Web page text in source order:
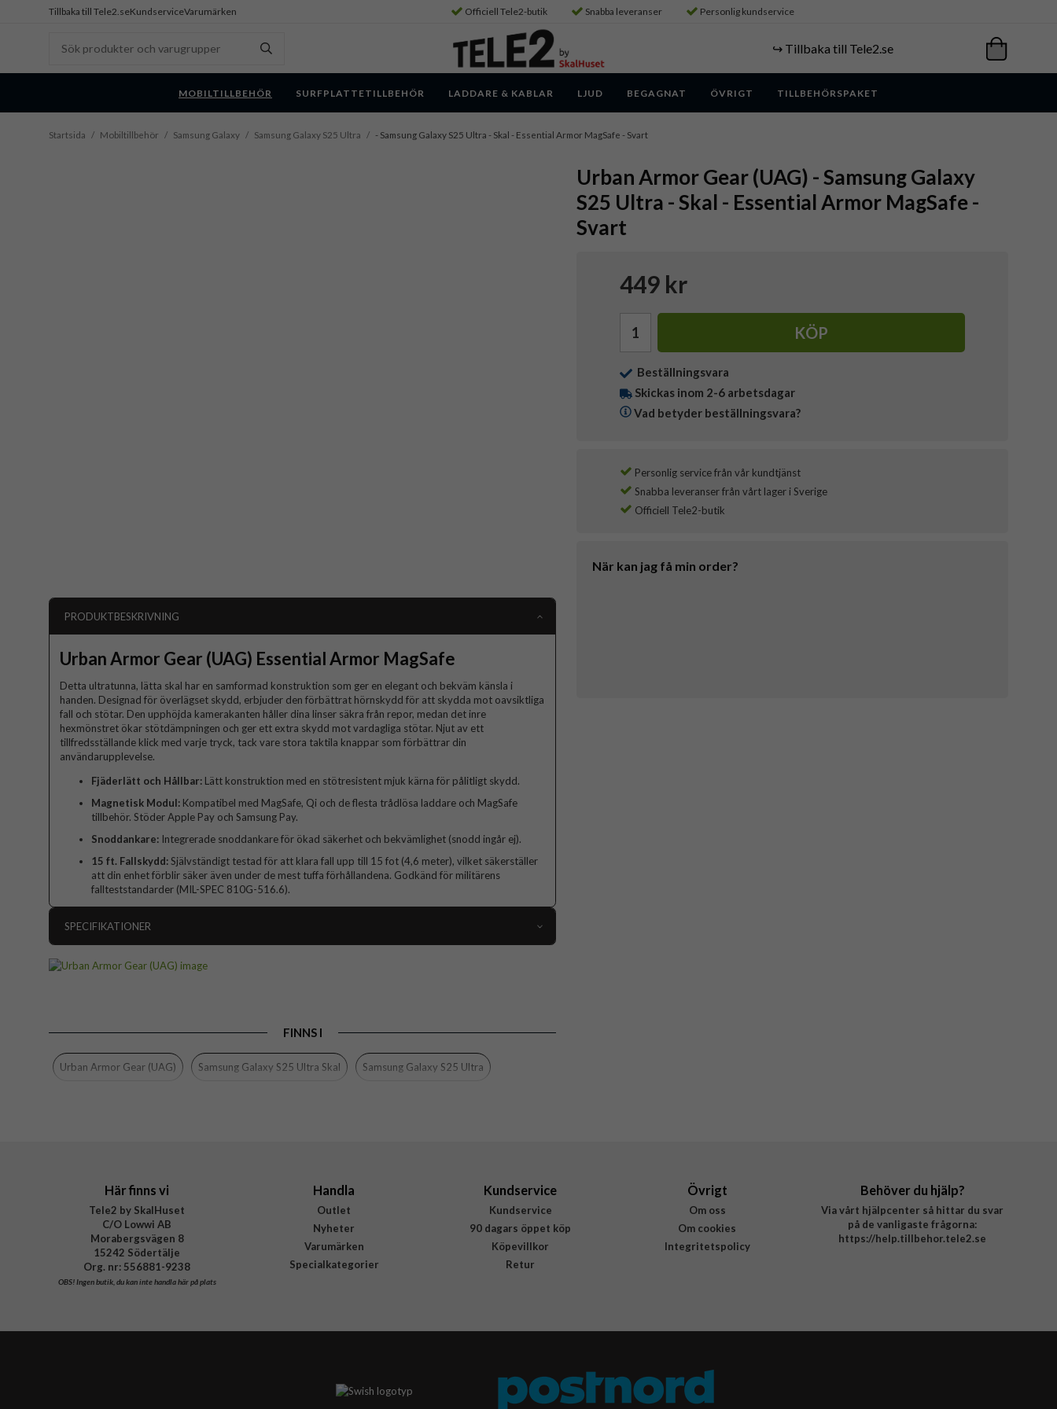
Tillbaka till Tele2.seKundserviceVarumärken Officiell Tele2-butik Snabba leveranser Personlig kundservice
↪️ Tillbaka till Tele2.se
MOBILTILLBEHÖR SURFPLATTETILLBEHÖR LADDARE & KABLAR LJUD BEGAGNAT ÖVRIGT TILLBEHÖRSPAKET
Startsida / Mobiltillbehör / Samsung Galaxy / Samsung Galaxy S25 Ultra / - Samsung Galaxy S25 Ultra - Skal - Essential Armor MagSafe - Svart
Urban Armor Gear (UAG) - Samsung Galaxy
S25 Ultra - Skal - Essential Armor MagSafe -
Svart
449 kr
KÖP
Beställningsvara
Skickas inom 2-6 arbetsdagar
Vad betyder beställningsvara?
Personlig service från vår kundtjänst
Snabba leveranser från vårt lager i Sverige
Officiell Tele2-butik
När kan jag få min order?
PRODUKTBESKRIVNING
Urban Armor Gear (UAG) Essential Armor MagSafe
Detta ultratunna, lätta skal har en samformad konstruktion som ger en elegant och bekväm känsla i
handen. Designad för överlägset skydd, erbjuder den förbättrat hörnskydd för att skydda mot oavsiktliga
fall och stötar. Den upphöjda kamerakanten håller dina linser säkra från repor, medan det inre
hexmönstret ökar stötdämpningen och ger ett extra skydd mot vardagliga stötar. Njut av ett
tillfredsställande klick med varje tryck, tack vare stora taktila knappar som förbättrar din
användarupplevelse.
Fjäderlätt och Hållbar: Lätt konstruktion med en stötresistent mjuk kärna för pålitligt skydd.
Magnetisk Modul: Kompatibel med MagSafe, Qi och de flesta trådlösa laddare och MagSafe
tillbehör. Stöder Apple Pay och Samsung Pay.
Snoddankare: Integrerade snoddankare för ökad säkerhet och bekvämlighet (snodd ingår ej).
15 ft. Fallskydd:Självständigt testad för att klara fall upp till 15 fot (4,6 meter), vilket säkerställer
att din enhet förblir säker även under de mest tuffa förhållandena. Godkänd för militärens
fallteststandarder (MIL-SPEC 810G-516.6).
SPECIFIKATIONER
Egenskaper
MagSafe-kompatibel, Stöttålig
Färg
FINNS I
Urban Armor Gear (UAG) Samsung Galaxy S25 Ultra Skal Samsung Galaxy S25 Ultra
Här finns vi
Tele2 by SkalHuset
C/O Lowwi AB
Morabergsvägen 8
15242 Södertälje
Org. nr: 556881-9238
OBS!Ingen butik, du kan inte handla här på plats
Handla
Outlet
Nyheter
Varumärken
Specialkategorier
Kundservice
Kundservice
90 dagars öppet köp
Köpevillkor
Retur
Övrigt
Om oss
Om cookies
Integritetspolicy
Behöver du hjälp?
Via vårt hjälpcenter så hittar du svar
på de vanligaste frågorna:
https://help.tillbehor.tele2.se